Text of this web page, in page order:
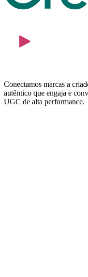
Conectamos marcas a
autêntico que engaja e
UGC de alta performance.